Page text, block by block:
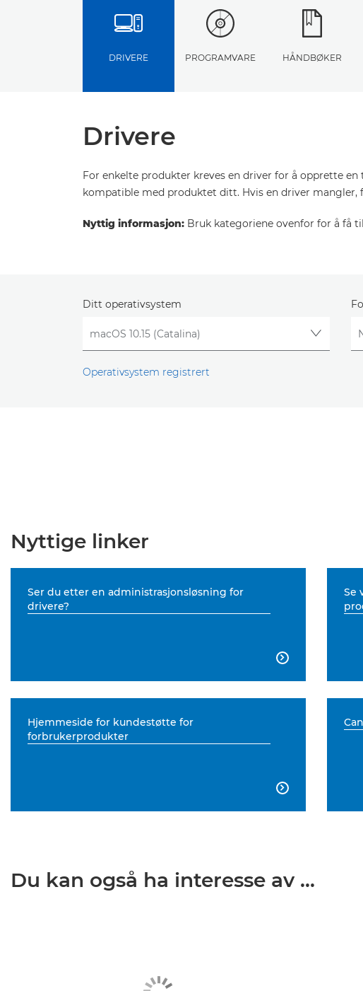
DRIVERE PROGRAMVARE HÅNDBØKER
Drivere
For enkelte produkter kreves en driver for å opprette
kompatible med produktet ditt. Hvis en driver
Nyttig informasjon: Bruk kategoriene ovenfor for å få
Ditt operativsystem
Operativsystem registrert
Nyttige linker
Ser du etter en administrasjonsløsning for
drivere?

Se
Hjemmeside for kundestøtte for
forbrukerprodukter

Du kan også ha interesse av ...